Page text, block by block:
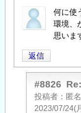
何に使
環境、
思いま
返信
#8826
投稿者 匿
2023/07/24(